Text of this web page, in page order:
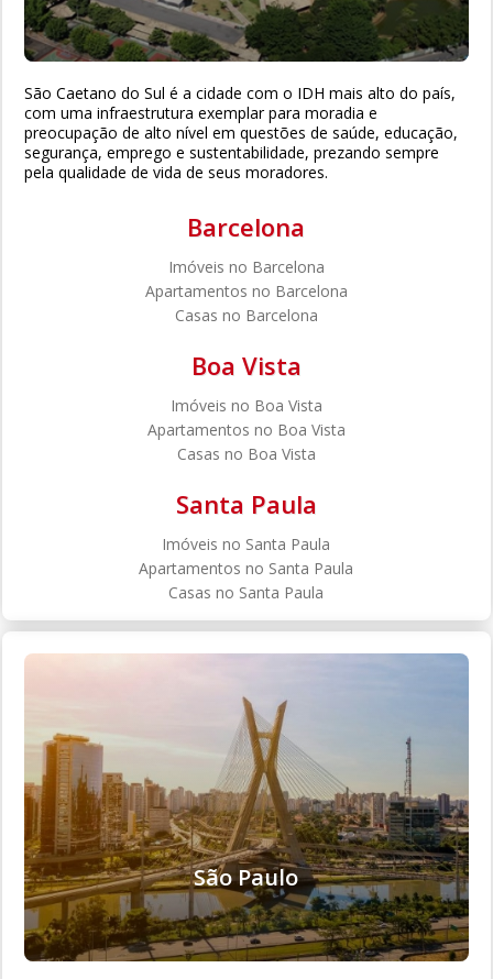
São Caetano do Sul é a cidade com o IDH mais alto do país,
com uma infraestrutura exemplar para moradia e
preocupação de alto nível em questões de saúde, educação,
segurança, emprego e sustentabilidade, prezando sempre
pela qualidade de vida de seus moradores.
Barcelona
Imóveis no Barcelona
Apartamentos no Barcelona
Casas no Barcelona
Boa Vista
Imóveis no Boa Vista
Apartamentos no Boa Vista
Casas no Boa Vista
Santa Paula
Imóveis no Santa Paula
Apartamentos no Santa Paula
Casas no Santa Paula
São Paulo